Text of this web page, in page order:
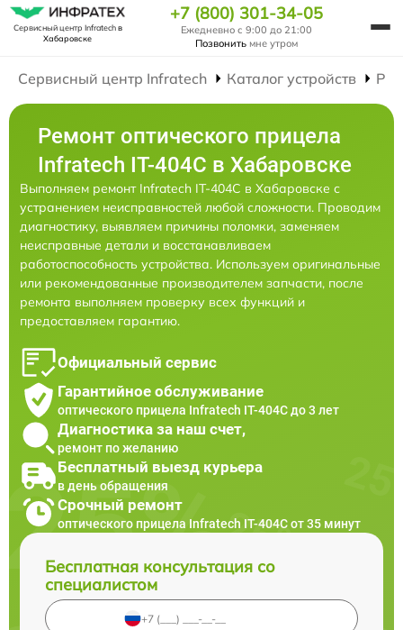
Сервисный центр Infratechв
Хабаровске
+7 (800) 301-34-05
Ежедневно с 9:00 до 21:00
Позвонить мне утром
Сервисный центр Infratech Каталог устройств
Ремонт оптического прицела
Infratech IT-404C в Хабаровске
Выполняем ремонт Infratech IT-404C в Хабаровске с
устранением неисправностей любой сложности. Проводим
диагностику, выявляем причины поломки, заменяем
неисправные детали и восстанавливаем
работоспособность устройства. Используем оригинальные
или рекомендованные производителем запчасти, после
ремонта выполняем проверку всех функций и
предоставляем гарантию.
Официальный сервис
Гарантийное обслуживание
оптического прицела Infratech IT-404C до 3 лет
Диагностика за наш счет,
ремонт по желанию
Бесплатный выезд курьера
в день обращения
Срочный ремонт
оптического прицела Infratech IT-404C от 35 минут
Бесплатная консультация со
специалистом